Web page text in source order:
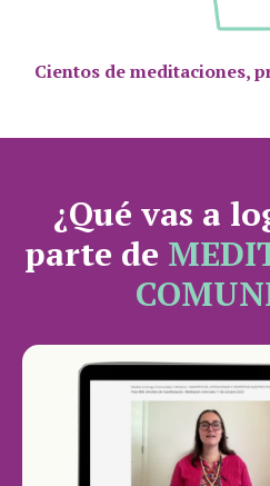
Cientos de meditaciones,
¿Qué vas a
parte de